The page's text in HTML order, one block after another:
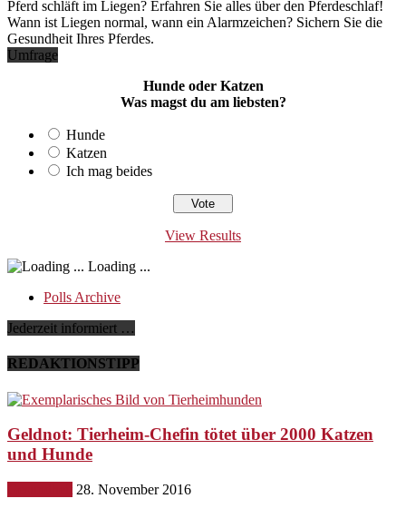
Pferd schläft im Liegen? Erfahren Sie alles über den Pferdeschlaf!
Wann ist Liegen normal, wann ein Alarmzeichen? Sichern Sie die
Gesundheit Ihres Pferdes.
Umfrage
Hunde oder Katzen
Was magst du am liebsten?
Hunde
Katzen
Ich mag beides
View Results
Loading ...
Polls Archive
Jederzeit informiert …
REDAKTIONSTIPP
Geldnot: Tierheim-Chefin tötet über 2000 Katzen
und Hunde
28. November 2016